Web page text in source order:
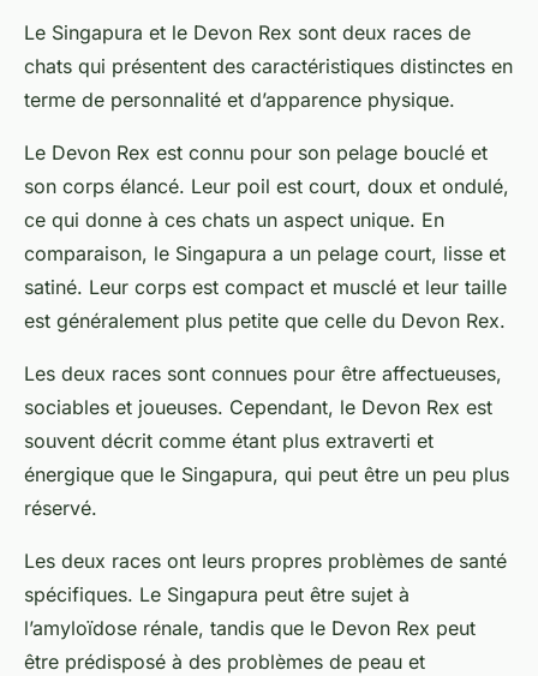
Le Singapura et le Devon Rex sont deux races de
chats qui présentent des caractéristiques distinctes en
terme de personnalité et d’apparence physique.
Le Devon Rex est connu pour son pelage bouclé et
son corps élancé. Leur poil est court, doux et ondulé,
ce qui donne à ces chats un aspect unique. En
comparaison, le Singapura a un pelage court, lisse et
satiné. Leur corps est compact et musclé et leur taille
est généralement plus petite que celle du Devon Rex.
Les deux races sont connues pour être affectueuses,
sociables et joueuses. Cependant, le Devon Rex est
souvent décrit comme étant plus extraverti et
énergique que le Singapura, qui peut être un peu plus
réservé.
Les deux races ont leurs propres problèmes de santé
spécifiques. Le Singapura peut être sujet à
l’amyloïdose rénale, tandis que le Devon Rex peut
être prédisposé à des problèmes de peau et